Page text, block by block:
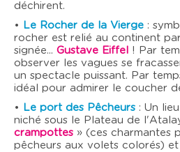
déchirent.
• Le Rocher de la Vierge :
rocher est relié au continent
signée... Gustave Eiffel ! Par
observer les vagues se
un spectacle puissant. Par
idéal pour admirer le coucher
• Le port des Pêcheurs : Un
niché sous le Plateau de
crampottes » (ces charmantes
pêcheurs aux volets colorés)